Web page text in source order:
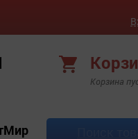
Корзина